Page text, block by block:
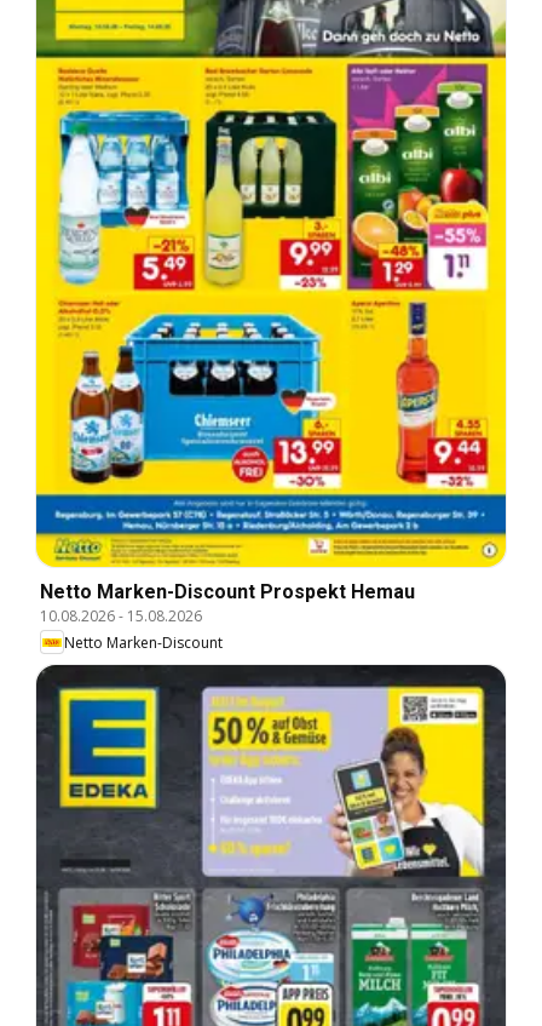
Netto Marken-Discount Prospekt Hemau
10.08.2026- 15.08.2026
Netto Marken-Discount